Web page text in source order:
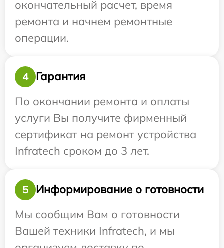
окончательный расчет, время
ремонта и начнем ремонтные
операции.
4
Гарантия
По окончании ремонта и оплаты
услуги Вы получите фирменный
сертификат на ремонт устройства
Infratech сроком до 3 лет.
5
Информирование о готовности
Мы сообщим Вам о готовности
Вашей техники Infratech, и мы